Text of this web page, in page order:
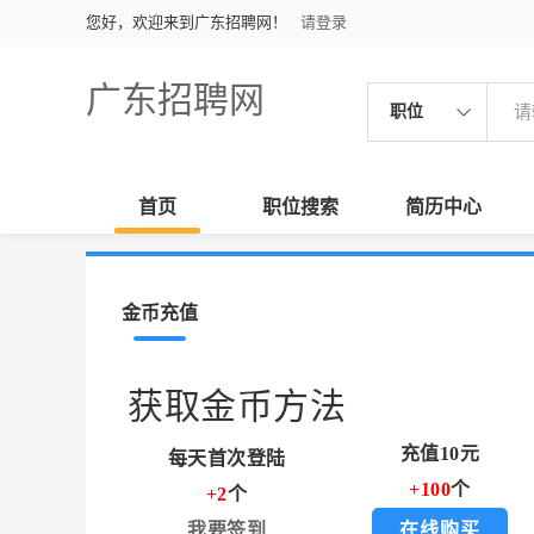
您好，欢迎来到广东招聘网！ 请登录
广东招聘网 职位
首页 职位搜索 简历中心
金币充值
获取金币方法
每天首次登陆
+2个
我要签到
充值10元
+100个
在线购买